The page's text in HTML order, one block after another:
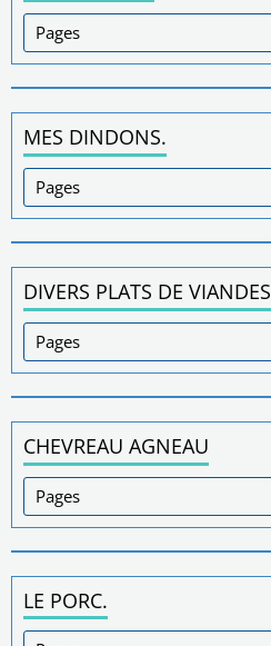
MES DINDONS.
DIVERS PLATS DE VIANDES
CHEVREAU AGNEAU
LE PORC.